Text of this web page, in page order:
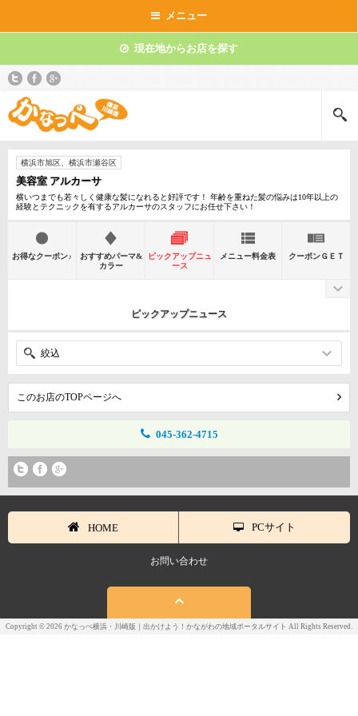
メニュー
現在地からお店を探す
横浜市旭区、横浜市瀬谷区
美容室 アルカーサ
横いつまでも若々しく健康な髪になれると好評です！ 年齢を重ねた髪の悩みは10年以上の
経験とテクニックを有するアルカーサのスタッフにお任せ下さい！
お得なクーポン♪
おすすめパーマ&
カラー
ピックアップニュ
ース
メニュー料金表 クーポンＧＥＴ
ピックアップニュース
絞込
このお店のTOPページへ
045-362-4715
HOME PCサイト
お問い合わせ
Copyright © 2026 かなっぺ横浜・川崎版｜出かけよう！かながわの地域ポータルサイト All Rights Reserved.